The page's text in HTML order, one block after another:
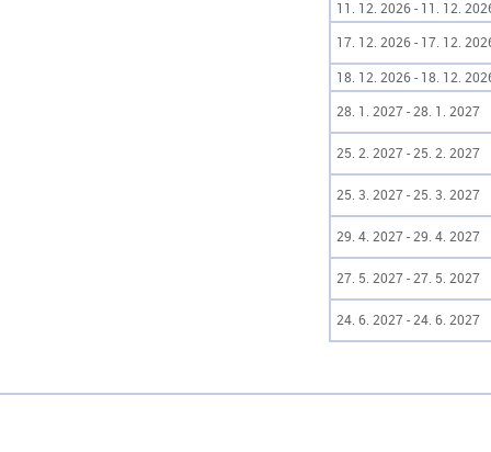
11. 12. 2026 - 11. 12.
17. 12. 2026 - 17. 12.
18. 12. 2026 - 18. 12.
28. 1. 2027 - 28. 1. 2027
25. 2. 2027 - 25. 2. 2027
25. 3. 2027 - 25. 3. 2027
29. 4. 2027 - 29. 4. 2027
27. 5. 2027 - 27. 5. 2027
24. 6. 2027 - 24. 6. 2027